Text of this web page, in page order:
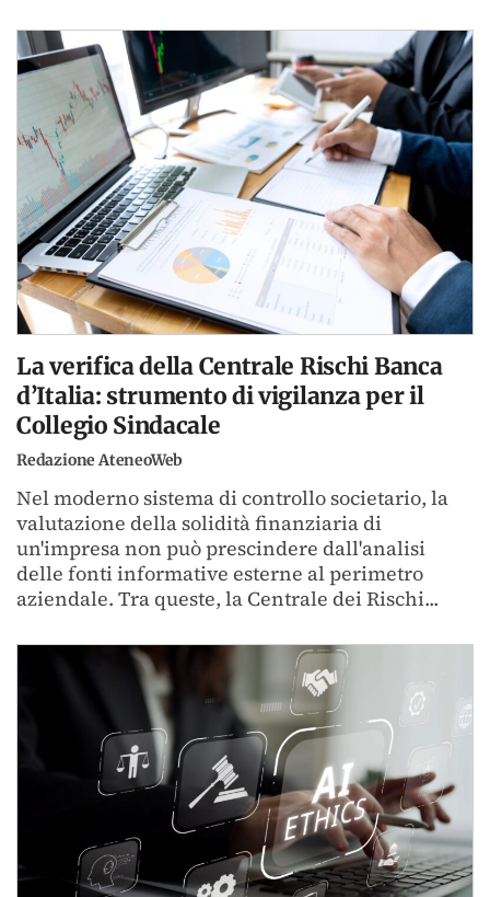
La verifica della Centrale Rischi Banca
d’Italia: strumento di vigilanza per il
Collegio Sindacale
Redazione AteneoWeb
Nel moderno sistema di controllo societario, la
valutazione della solidità finanziaria di
un'impresa non può prescindere dall'analisi
delle fonti informative esterne al perimetro
aziendale. Tra queste, la Centrale dei Rischi...